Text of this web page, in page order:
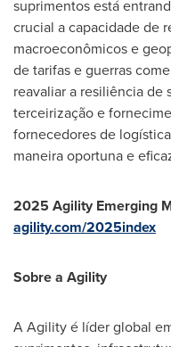
suprimentos está
crucial a capacidade de
macroeconômicos e
de tarifas e guerras
reavaliar a resiliência de
terceirização e
fornecedores de
maneira oportuna e
2025 Agility Emerging
agility.com/2025index
Sobre a Agility
A Agility é líder global